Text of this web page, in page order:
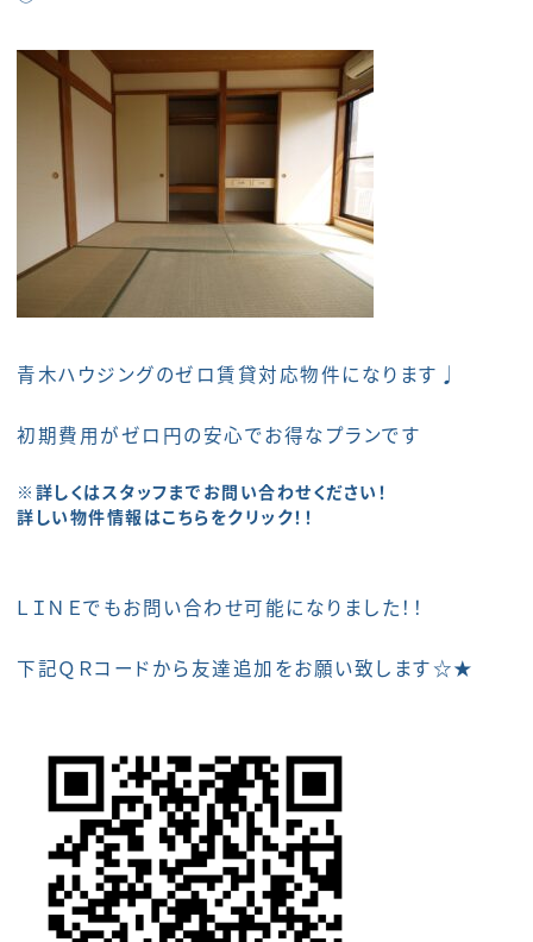
青木ハウジングのゼロ賃貸対応物件になります♩
初期費用がゼロ円の安心でお得なプランです
※詳しくはスタッフまでお問い合わせください！
詳しい物件情報はこちらをクリック！！
ＬＩＮＥでもお問い合わせ可能になりました！！
下記ＱＲコードから友達追加をお願い致します☆★